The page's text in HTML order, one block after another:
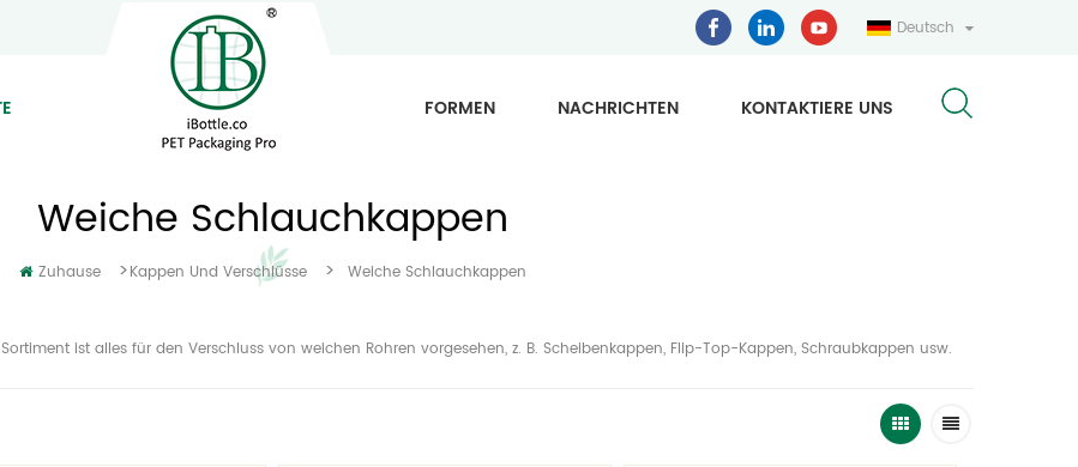
Deutsch
FORMEN NACHRICHTEN KONTAKTIERE UNS
Weiche Schlauchkappen
Zuhause >Kappen Und Verschlüsse > Weiche Schlauchkappen
ist alles für den Verschluss von weichen Rohren vorgesehen, z. B. Scheibenkappen, Flip-Top-Kappen, Schraubkappen usw.